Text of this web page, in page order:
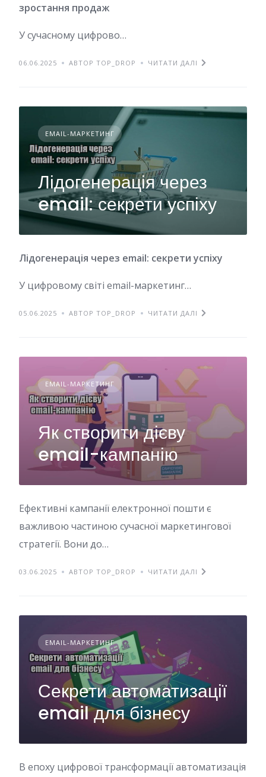
зростання продаж
У сучасному цифрово…
06.06.2025 АВТОР TOP_DROP ЧИТАТИ ДАЛІ
EMAIL-МАРКЕТИНГ
Лідогенерація через
email: секрети успіху
Лідогенерація через email: секрети успіху
У цифровому світі email-маркетинг…
05.06.2025 АВТОР TOP_DROP ЧИТАТИ ДАЛІ
EMAIL-МАРКЕТИНГ
Як створити дієву
email-кампанію
Ефективні кампанії електронної пошти є
важливою частиною сучасної маркетингової
стратегії. Вони до…
03.06.2025 АВТОР TOP_DROP ЧИТАТИ ДАЛІ
EMAIL-МАРКЕТИНГ
Секрети автоматизації
email для бізнесу
В епоху цифрової трансформації автоматизація